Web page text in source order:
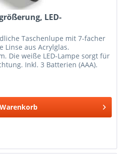
LED-
Taschenlupe mit 7-facher
Linse aus Acrylglas.
Die weiße LED-Lampe sorgt für
Inkl. 3 Batterien (AAA).
Warenkorb